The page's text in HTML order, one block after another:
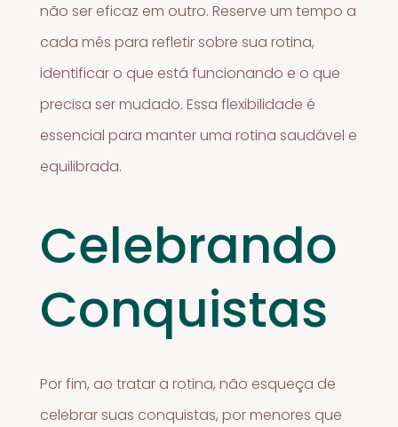
não ser eficaz em outro. Reserve um tempo a
cada mês para refletir sobre sua rotina,
identificar o que está funcionando e o que
precisa ser mudado. Essa flexibilidade é
essencial para manter uma rotina saudável e
equilibrada.
Celebrando
Conquistas
Por fim, ao tratar a rotina, não esqueça de
celebrar suas conquistas, por menores que